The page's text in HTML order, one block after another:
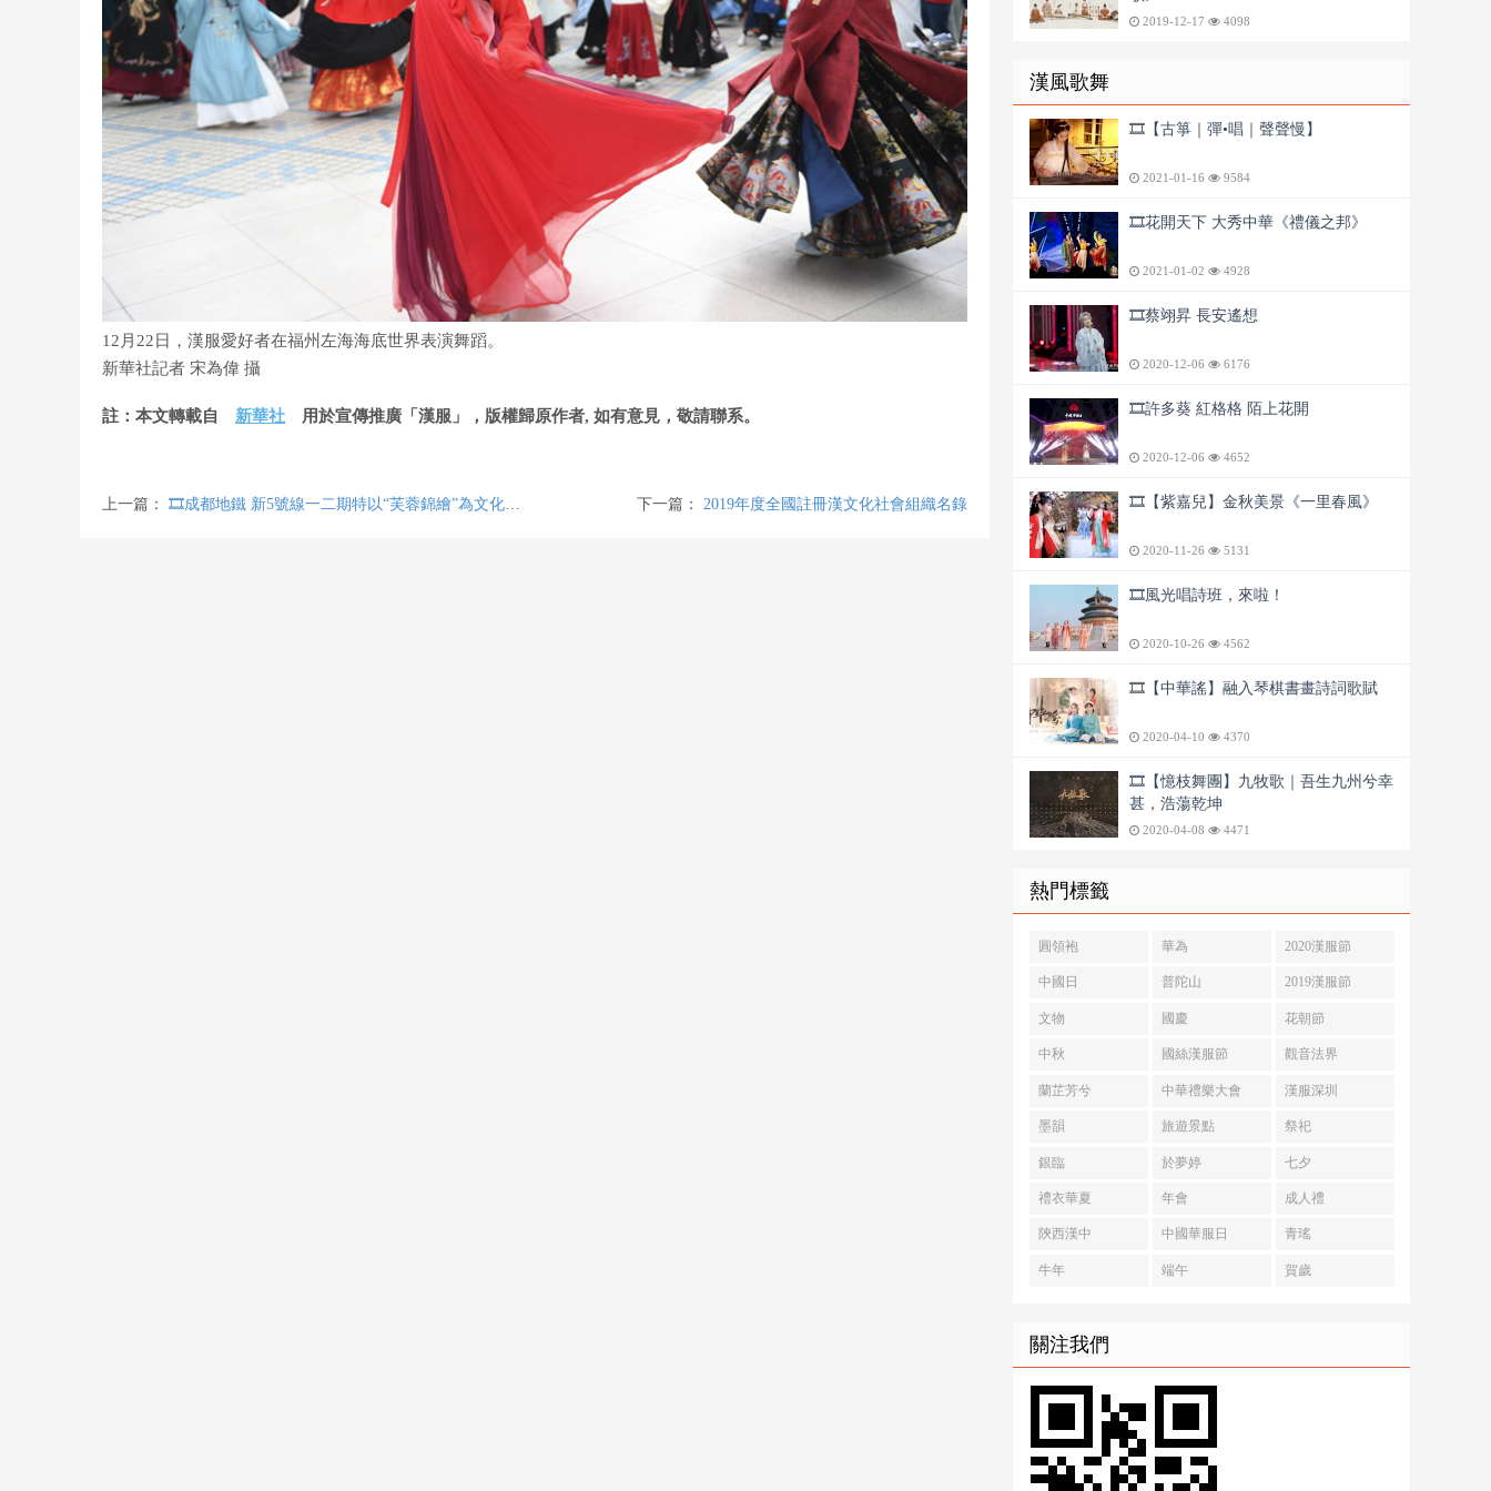
12月22日，漢服愛好者在福州左海海底世界表演舞蹈。
新華社記者 宋為偉 攝
註：本文轉載自 新華社 用於宣傳推廣「漢服」，版權歸原作者, 如有意見，敬請聯系。
上一篇： 🎞️成都地鐵 新5號線一二期特以“芙蓉錦繪”為文化主題 下一篇： 2019年度全國註冊漢文化社會組織名錄
2019-12-17 4098
漢風歌舞
🎞️【古箏｜彈•唱｜聲聲慢】
2021-01-16 9584
🎞️花開天下 大秀中華《禮儀之邦》
2021-01-02 4928
🎞️蔡翊昇 長安遙想
2020-12-06 6176
🎞️許多葵 紅格格 陌上花開
2020-12-06 4652
🎞️【紫嘉兒】金秋美景《一里春風》
2020-11-26 5131
🎞️風光唱詩班，來啦！
2020-10-26 4562
🎞️【中華謠】融入琴棋書畫詩詞歌賦
2020-04-10 4370
🎞️【憶枝舞團】九牧歌｜吾生九州兮幸
甚，浩蕩乾坤
2020-04-08 4471
熱門標籤
圓領袍 華為 2020漢服節
中國日 普陀山 2019漢服節
文物 國慶 花朝節
中秋 國絲漢服節 觀音法界
蘭芷芳兮 中華禮樂大會 漢服深圳
墨韻 旅遊景點 祭祀
銀臨 於夢婷 七夕
禮衣華夏 年會 成人禮
陝西漢中 中國華服日 青瑤
牛年 端午 賀歲
關注我們